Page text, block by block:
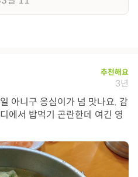
추천해요
3년
아니구 옹심이가 넘 맛나요. 감
에서 밥먹기 곤란한데 여긴 영